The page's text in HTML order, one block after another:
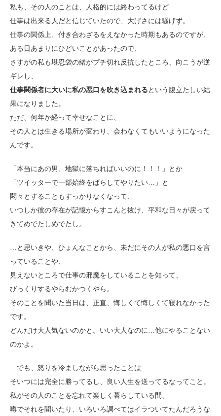
私も、その人のことは、人格的には終わってるけど
仕事は出来る人だと信じていたので、大げさには騒げず。
仕事の関係上、付き合わざるをえなかった時期もあるのですが、
ある日あまりにひどいことがあったので、
さすがの私も堪忍袋の緒がブチ切れ反抗したところ、向こうが逆
ギレし、
仕事関係者に大いに私の悪口を吹き込まれる という腹立たしい結
果になりました。
ただ、何年か経って幸せなことに、
その人とは生きる場所が変わり、会わなくてもいいようになった
んです。
「本当にあの男、地獄に落ちればいいのに！！！」とか
「ツイッターで一部始終をばらしてやりたい…」と
悶々とすることもすっかりなくなって、
いつしか彼の存在が記憶からすこんと抜け、平和な日々が戻って
きてめでたしめでたし。
…と思いきや、ひょんなことから、未だにその人が私の悪口を言
っていることや、
見えないところで仕事の邪魔をしていることを知って、
びっくりするやらむかつくやら。
そのことを聞いた当日は、正直、悔しくて悔しくて寝れなかった
です。
どんだけ大人気ないのかと。いい大人なのに…他にやることない
のかよ。
でも、怒りを冷ましながら思ったことは
そいつには完全に勝ってるし、良い人生を送ってるなってこと。
私がその人のことを忘れて楽しく暮らしている間、
噂でそれを聞いたり、いろいろ調べてはイラついてたんだろうな